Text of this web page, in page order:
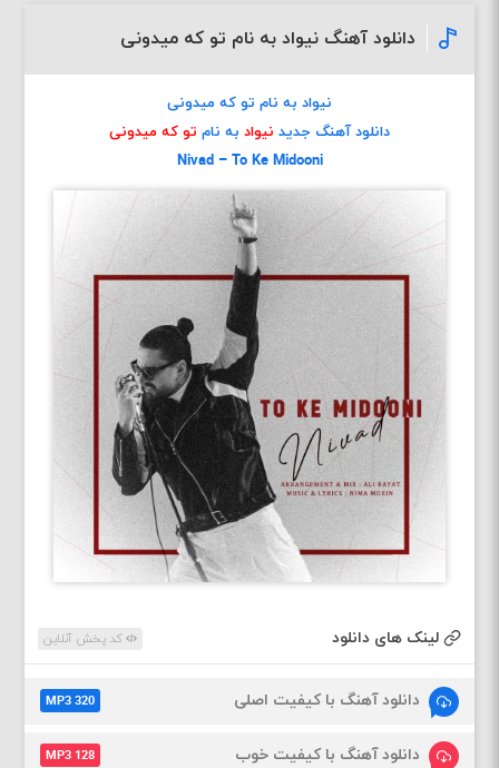
دانلود آهنگ نیواد به نام تو که میدونی
نیواد به نام تو که میدونی
دانلود آهنگ جدید نیواد به نام تو که میدونی
Nivad – To Ke Midooni
لینک های دانلود کد پخش آنلاین
دانلود آهنگ با کیفیت اصلی MP3 320
دانلود آهنگ با کیفیت خوب MP3 128